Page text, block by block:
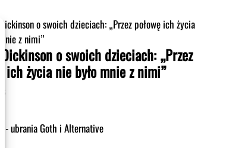
o swoich dzieciach: „Przez
ich życia nie było mnie z nimi”